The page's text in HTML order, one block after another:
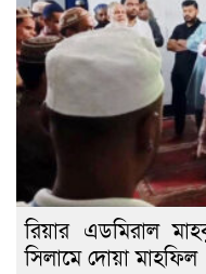
রিয়ার এডমিরাল
সিলামে দোয়া মাহফিল